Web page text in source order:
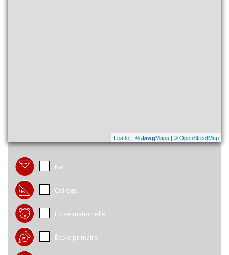
Leaflet | © JawgMaps | © OpenStreetMap
Bar
Collège
École maternelle
École primaire